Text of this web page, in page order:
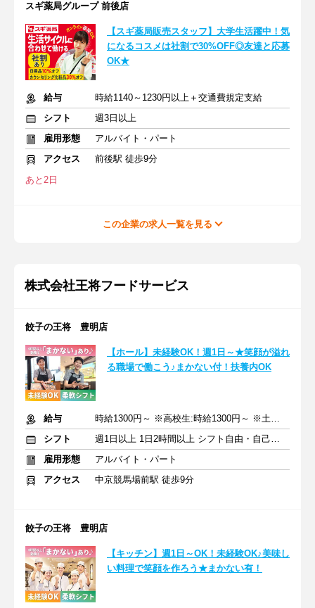
スギ薬局グループ 前後店
【スギ薬局販売スタッフ】大学生活躍中！気
になるコスメは社割で30%OFF◎友達と応募
OK★
給与
時給1140～1230円以上＋交通費規定支給
シフト
週3日以上
雇用形態
アルバイト・パート
アクセス
前後駅 徒歩9分
あと2日
この企業の求人一覧を見る
株式会社王将フードサービス
餃子の王将 豊明店
【ホール】未経験OK！週1日～★笑顔が溢れ
る職場で働こう♪まかない付！扶養内OK
給与
時給1300円～ ※高校生:時給1300円～ ※土日祝+100円
シフト
週1日以上 1日2時間以上 シフト自由・自己申告
雇用形態
アルバイト・パート
アクセス
中京競馬場前駅 徒歩9分
餃子の王将 豊明店
【キッチン】週1日～OK！未経験OK♪美味し
い料理で笑顔を作ろう★まかない有！